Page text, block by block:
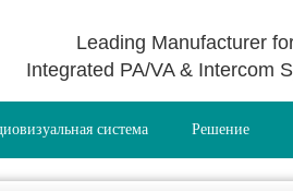
Leading Manufacturer
Integrated PA/VA & Intercom
система Решение